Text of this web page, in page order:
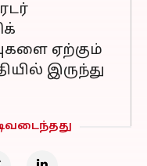
ஏற்கும்
இருந்து